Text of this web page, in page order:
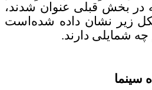
در بخش قبلی عنوان شدند،
زیر نشان داده شده‌است
شمایلی دارند.
سینما